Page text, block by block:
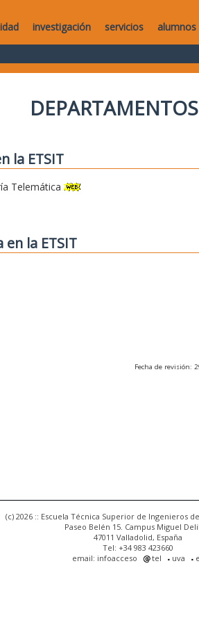
investigación servicios alumnos
DEPARTAMENTOS
la ETSIT
Telemática
la ETSIT
Fecha de revisión:
(c) 2026 :: Escuela Técnica Superior de Ingenieros
Paseo Belén 15. Campus Miguel
47011 Valladolid, España
Tel: +34 983 423660
email: infoacceso
tel uva